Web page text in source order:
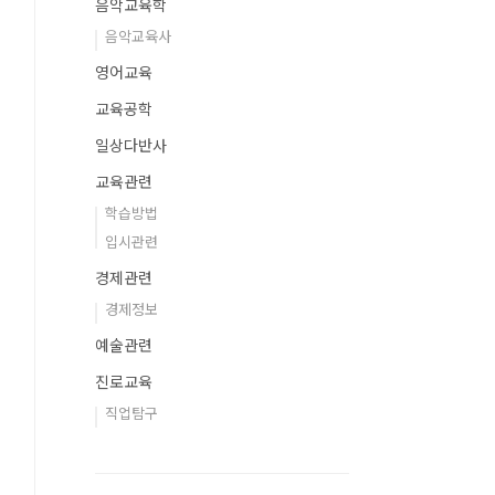
음악교육학
음악교육사
영어교육
교육공학
일상다반사
교육관련
학습방법
입시관련
경제관련
경제정보
예술관련
진로교육
직업탐구